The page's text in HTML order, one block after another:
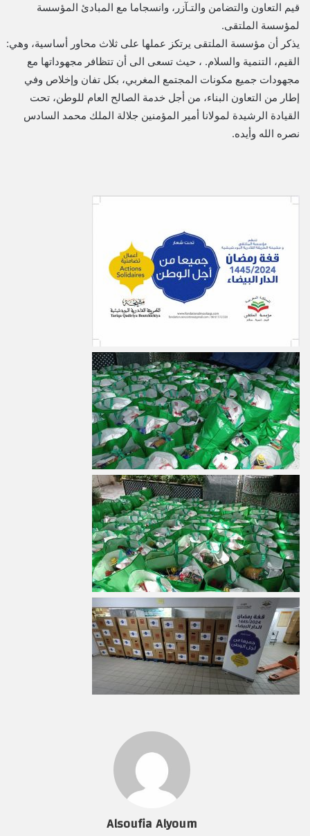
قيم التعاون والتضامن والتـآزر، وانسجاما مع المبادئ المؤسسة
لمؤسسة الملتقى.
يذكر أن مؤسسة الملتقى يرتكز عملها على ثلاث محاور أساسية، وهي:
القيم، التنمية والسلام. ، حيث تسعى الى أن تتظافر مجهوداتها مع
مجهودات جميع مكونات المجتمع المغربي، بكل تفان وإخلاص وفي
إطار من التعاون البناء، من أجل خدمة الصالح العام للوطن، تحت
القيادة الرشيدة لمولانا أمير المؤمنين جلالة الملك محمد السادس
نصره الله وأيده.
Alsoufia Alyoum